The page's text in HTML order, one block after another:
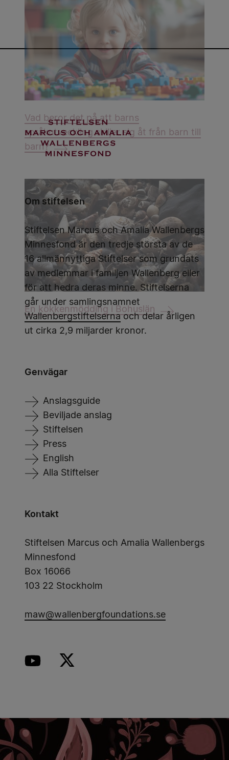
Vad beror det på att barns
språkutveckling skiljer sig åt från barn till
barn?
En kökkenmödding i Bohuslän
Om stiftelsen
Stiftelsen Marcus och Amalia Wallenbergs
Minnesfond är den tredje största av de
16 allmännyttiga Stiftelser som grundats
av medlemmar i familjen Wallenberg eller
för att hedra deras minne. Stiftelserna
går under samlingsnamnet
Wallenbergstiftelsernaoch delar årligen
ut cirka 2,9 miljarder kronor.
Genvägar
Anslagsguide
Beviljade anslag
Stiftelsen
Press
English
Alla Stiftelser
Kontakt
Stiftelsen Marcus och Amalia Wallenbergs
Minnesfond
Box 16066
103 22 Stockholm
maw@wallenbergfoundations.se